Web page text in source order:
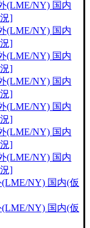
(LME/NY) 国内
]
(LME/NY) 国内
]
(LME/NY) 国内
]
(LME/NY) 国内
]
(LME/NY) 国内
]
(LME/NY) 国内
]
(LME/NY) 国内
]
NY) 国内(仮
NY) 国内(仮